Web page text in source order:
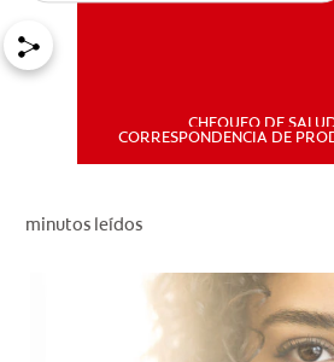
CHEQUEO DE
CORRESPONDENCIA DE
minutos leídos